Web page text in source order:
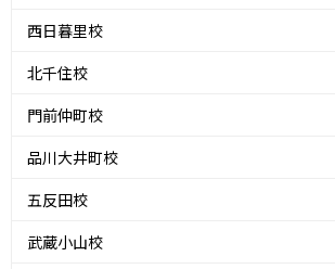
西日暮里校
北千住校
門前仲町校
品川大井町校
五反田校
武蔵小山校